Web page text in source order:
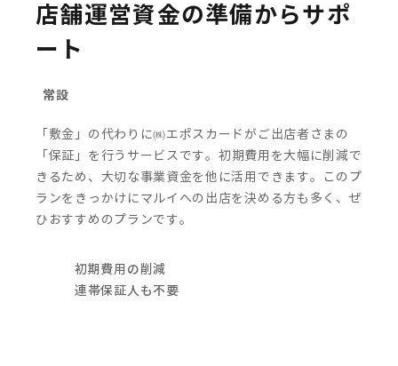
初期費用の削減
連帯保証人も不要
「敷金」の代わりに㈱エポスカードがご出店者さまの
「保証」を行うサービスです。 初期費用を大幅に削減で
きるため、大切な事業資金を他に活用できます。
このプ
ランをきっかけにマルイへの出店を決める方も多く、ぜ
ひおすすめのプランです。
常設
店舗運営資金の準備からサポ
ート